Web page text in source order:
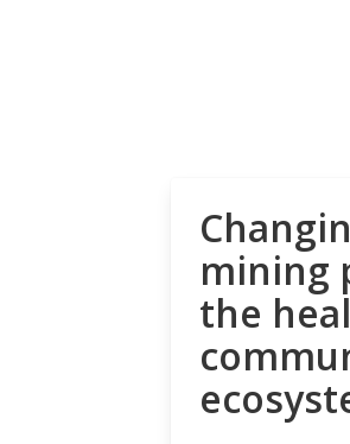
mining
the